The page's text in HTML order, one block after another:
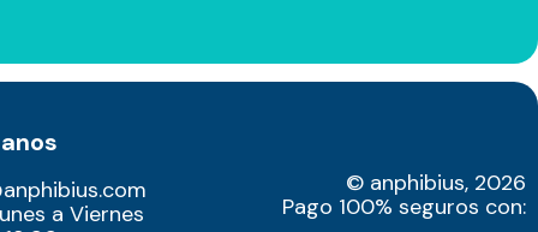
a Viernes
© anphibius, 2026
Pago 100% seguros con: